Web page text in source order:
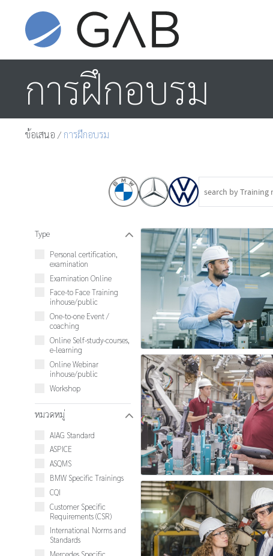
การฝึกอบรม
ข้อเสนอ /การฝึกอบรม
Type W
Personal certification,
examination
Examination Online
Face-to Face Training
inhouse/public
One-to-one Event /
coaching
Online Self-study-courses,
e-learning
Online Webinar
inhouse/public
Workshop
หมวดหมู่ W
AIAG Standard
ASPICE
ASQMS
BMW Specific Trainings
CQI
Customer Specific
Requirements (CSR)
International Norms and
Standards